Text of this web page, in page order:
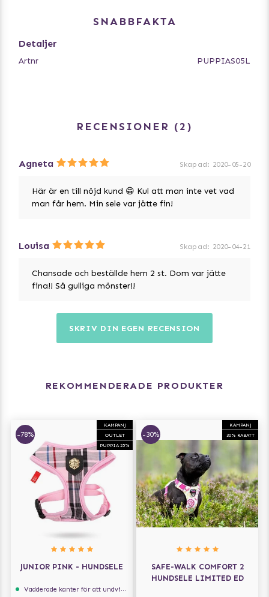
det mått du får när du mäter runt bröstkorgen på
och för en korthårig hund mindre. För riktigt små hundar
Notera att vikter och hundraser är enbart riktlinjer för val
- XS: > 2 kg - Mindre Chihuahua eller hundvalp
- S: ca 2-4 kg - Chihuahua, Yorkshire terrier, Malteser
- L: ca 8-15 kg - Westie, Amerikansk Cocker Spaniel
- XL: ca 15-20 kg - Staffordshire Bullterrier
SNABBFAKTA
Detaljer
Artnr PUPPIAS05L
RECENSIONER 2
Agneta Skapad: 2020-05-20
Här är en till nöjd kund 😁 Kul att man inte vet vad
man får hem. Min sele var jätte fin!
Louisa Skapad: 2020-04-21
Chansade och beställde hem 2 st. Dom var jätte
fina!! Så gulliga mönster!!
SKRIV DIN EGEN RECENSION
REKOMMENDERADE PRODUKTER
KAMPANJ
OUTLET
PUPPIA 25%
-78%
JUNIOR PINK - HUNDSELE
Vadderade kanter för att undvika skav
KAMPANJ
30% RABATT
-30%
SAFE-WALK COMFORT 2
HUNDSELE LIMITED ED